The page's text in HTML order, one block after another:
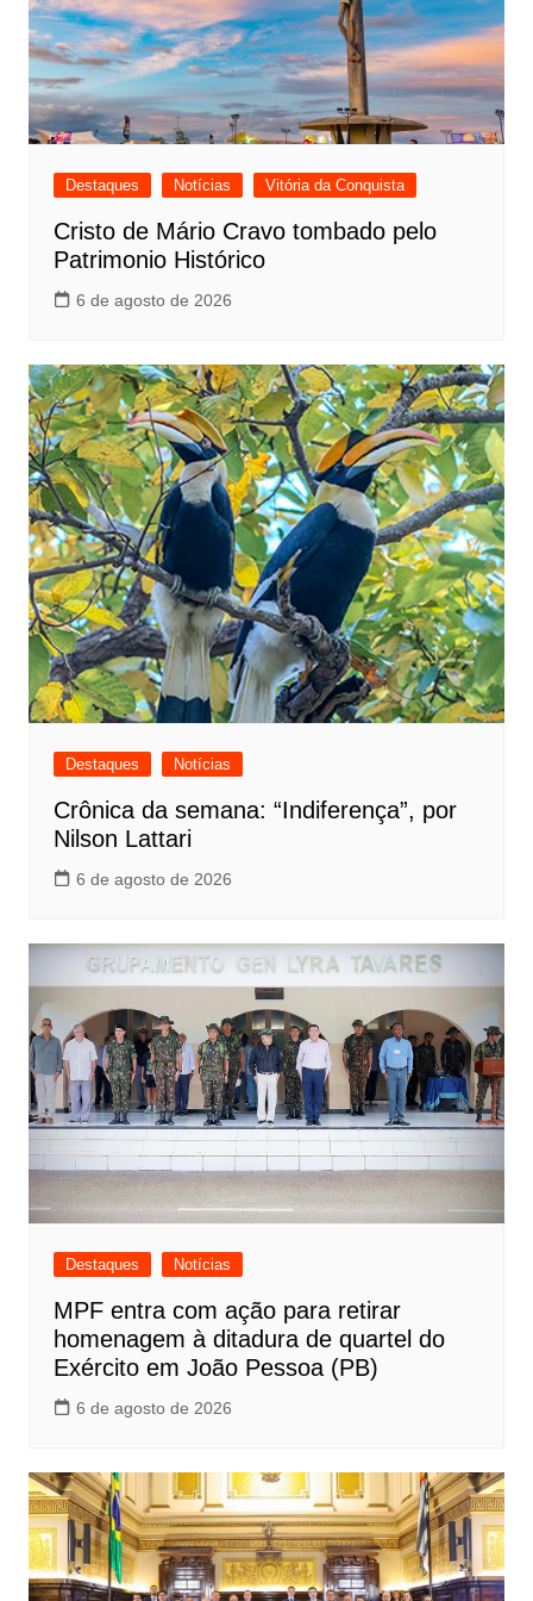
Destaques Notícias Vitória da Conquista
Cristo de Mário Cravo tombado pelo
Patrimonio Histórico
6 de agosto de 2026
Destaques Notícias
Crônica da semana: “Indiferença”, por
Nilson Lattari
6 de agosto de 2026
Destaques Notícias
MPF entra com ação para retirar
homenagem à ditadura de quartel do
Exército em João Pessoa (PB)
6 de agosto de 2026